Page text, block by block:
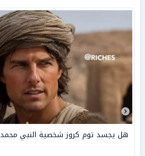
هل يجسد توم كروز شخصية النبي